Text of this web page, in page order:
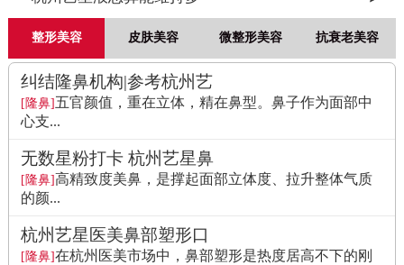
整形美容 皮肤美容 微整形美容 抗衰老美容
纠结隆鼻机构|参考杭州艺
[隆鼻]五官颜值，重在立体，精在鼻型。鼻子作为面部中
心支...
无数星粉打卡 杭州艺星鼻
[隆鼻]高精致度美鼻，是撑起面部立体度、拉升整体气质
的颜...
杭州艺星医美鼻部塑形口
[隆鼻]在杭州医美市场中，鼻部塑形是热度居高不下的刚